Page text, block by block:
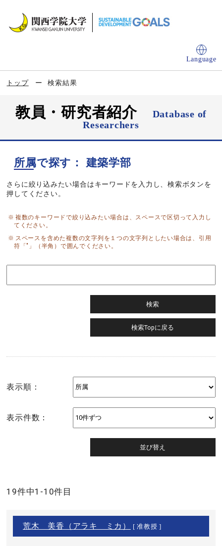
Language
トップ 検索結果
教員・研究者紹介
Database of
Researchers
所属で探す： 建築学部
さらに絞り込みたい場合はキーワードを入力し、検索ボタンを
押してください。
複数のキーワードで絞り込みたい場合は、スペースで区切って入力し
てください。
スペースを含めた複数の文字列を１つの文字列としたい場合は、引用
符「"」（半角）で囲んでください。
表示順：
表示件数：
19件中1-10件目
荒木 美香（アラキ ミカ） [ 准教授 ]